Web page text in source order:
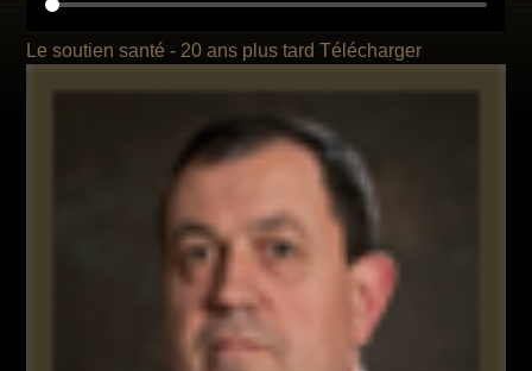
Le soutien santé - 20 ans plus tard Télécharger